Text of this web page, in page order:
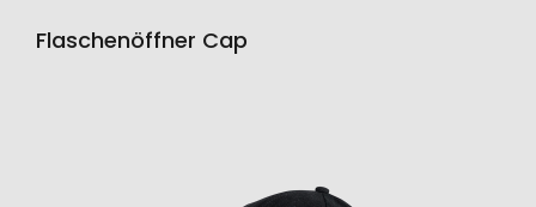
Flaschenöffner Cap